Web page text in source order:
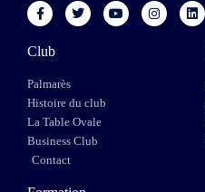
Club
Palmarès
Histoire du club
La Table Ovale
Business Club
Contact